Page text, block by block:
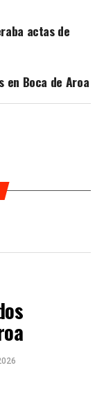
actas de
en Boca de Aroa